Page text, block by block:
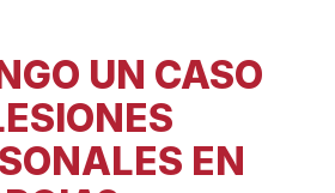
UN CASO
EN